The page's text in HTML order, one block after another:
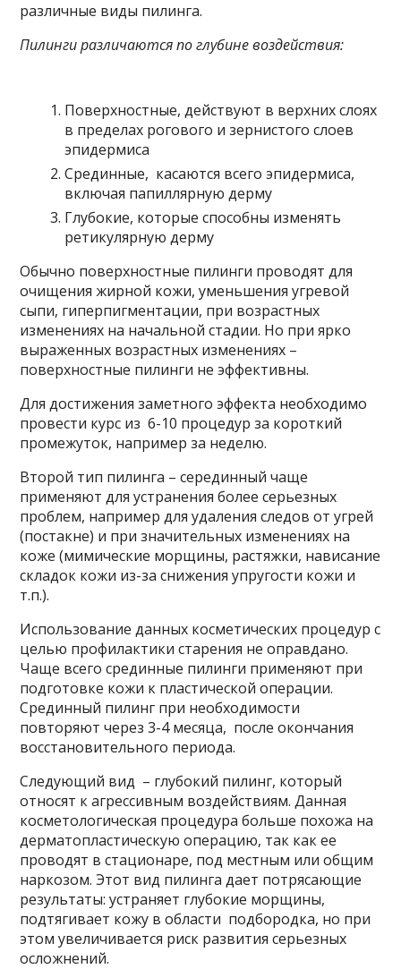
различные виды пилинга.
Пилинги различаются по глубине воздействия:
Поверхностные, действуют в верхних слоях
в пределах рогового и зернистого слоев
эпидермиса
Срединные, касаются всего эпидермиса,
включая папиллярную дерму
Глубокие, которые способны изменять
ретикулярную дерму
Обычно поверхностные пилинги проводят для
очищения жирной кожи, уменьшения угревой
сыпи, гиперпигментации, при возрастных
изменениях на начальной стадии. Но при ярко
выраженных возрастных изменениях –
поверхностные пилинги не эффективны.
Для достижения заметного эффекта необходимо
провести курс из 6-10 процедур за короткий
промежуток, например за неделю.
Второй тип пилинга – серединный чаще
применяют для устранения более серьезных
проблем, например для удаления следов от угрей
(постакне) и при значительных изменениях на
коже (мимические морщины, растяжки, нависание
складок кожи из-за снижения упругости кожи и
т.п.).
Использование данных косметических процедур с
целью профилактики старения не оправдано.
Чаще всего срединные пилинги применяют при
подготовке кожи к пластической операции.
Срединный пилинг при необходимости
повторяют через 3-4 месяца, после окончания
восстановительного периода.
Следующий вид – глубокий пилинг, который
относят к агрессивным воздействиям. Данная
косметологическая процедура больше похожа на
дерматопластическую операцию, так как ее
проводят в стационаре, под местным или общим
наркозом. Этот вид пилинга дает потрясающие
результаты: устраняет глубокие морщины,
подтягивает кожу в области подбородка, но при
этом увеличивается риск развития серьезных
осложнений.